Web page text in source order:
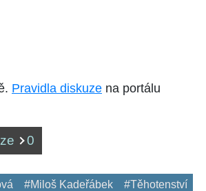
Pravidla diskuze na portálu
0
#Miloš Kadeřábek #Těhotenství